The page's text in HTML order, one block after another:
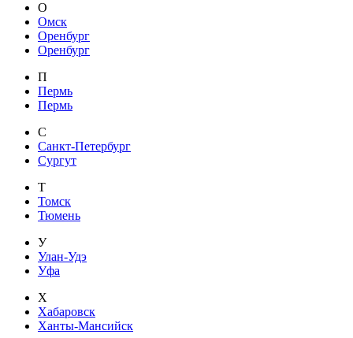
О
Омск
Оренбург
Оренбург
П
Пермь
Пермь
С
Санкт-Петербург
Сургут
Т
Томск
Тюмень
У
Улан-Удэ
Уфа
Х
Хабаровск
Ханты-Мансийск